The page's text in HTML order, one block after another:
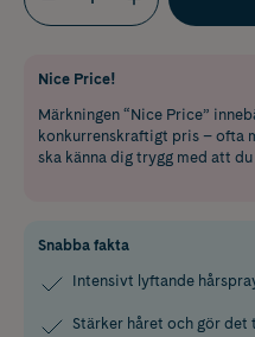
Nice Price!
Märkningen “Nice Price”
konkurrenskraftigt pris – ofta
ska känna dig trygg med att
Snabba fakta
Intensivt lyftande
Stärker håret och gör